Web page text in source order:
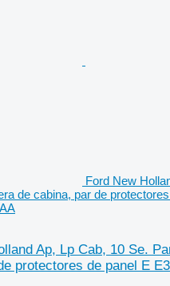
Ford New
de cabina, par de
Ap, Lp Cab, 10 Se.
protectores de panel E